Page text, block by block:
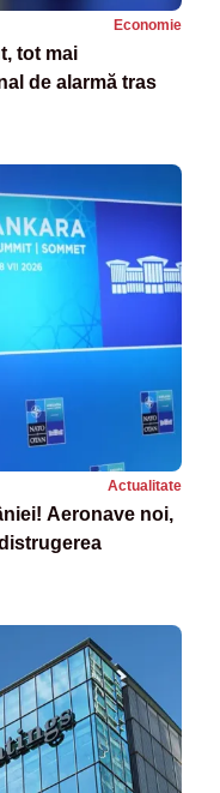
Economie
tot mai
de alarmă tras
Actualitate
Aeronave noi,